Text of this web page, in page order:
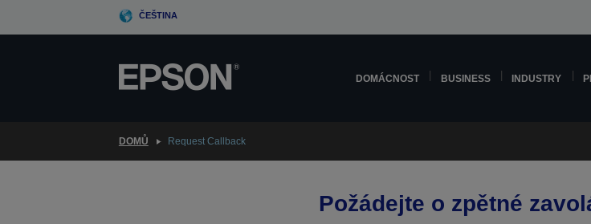
ČEŠTINA
DOMÁCNOST BUSINESS INDUSTRY
DOMŮ Request Callback
Požádejte o zpětné